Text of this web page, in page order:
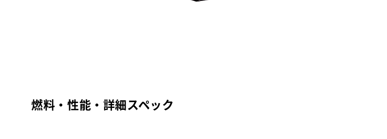
燃料・性能・詳細スペック